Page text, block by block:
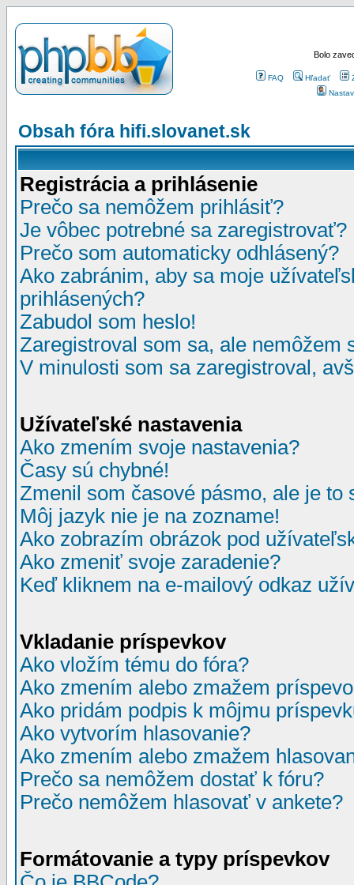
Bolo
FAQ Hľadať
Obsah fóra hifi.slovanet.sk
Registrácia a prihlásenie
Prečo sa nemôžem prihlásiť?
Je vôbec potrebné sa zaregistrovať?
Prečo som automaticky odhlásený?
Ako zabránim, aby sa moje
prihlásených?
Zabudol som heslo!
Zaregistroval som sa, ale nemôžem
V minulosti som sa zaregistroval,
Užívateľské nastavenia
Ako zmením svoje nastavenia?
Časy sú chybné!
Zmenil som časové pásmo, ale je to
Môj jazyk nie je na zozname!
Ako zobrazím obrázok pod
Ako zmeniť svoje zaradenie?
Keď kliknem na e-mailový odkaz
Vkladanie príspevkov
Ako vložím tému do fóra?
Ako zmením alebo zmažem
Ako pridám podpis k môjmu
Ako vytvorím hlasovanie?
Ako zmením alebo zmažem
Prečo sa nemôžem dostať k fóru?
Prečo nemôžem hlasovať v ankete?
Formátovanie a typy príspevkov